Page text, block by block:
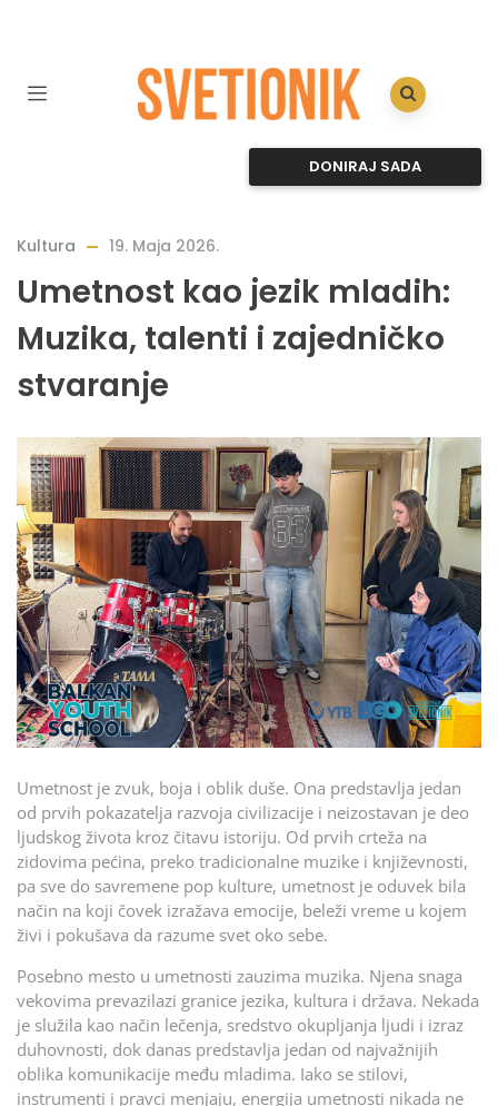
DONIRAJ SADA
Kultura 19. Maja 2026.
Umetnost kao jezik mladih:
Muzika, talenti i zajedničko
stvaranje
Umetnost je zvuk, boja i oblik duše. Ona predstavlja jedan
od prvih pokazatelja razvoja civilizacije i neizostavan je deo
ljudskog života kroz čitavu istoriju. Od prvih crteža na
zidovima pećina, preko tradicionalne muzike i književnosti,
pa sve do savremene pop kulture, umetnost je oduvek bila
način na koji čovek izražava emocije, beleži vreme u kojem
živi i pokušava da razume svet oko sebe.
Posebno mesto u umetnosti zauzima muzika. Njena snaga
vekovima prevazilazi granice jezika, kultura i država. Nekada
je služila kao način lečenja, sredstvo okupljanja ljudi i izraz
duhovnosti, dok danas predstavlja jedan od najvažnijih
oblika komunikacije među mladima. Iako se stilovi,
instrumenti i pravci menjaju, energija umetnosti nikada ne